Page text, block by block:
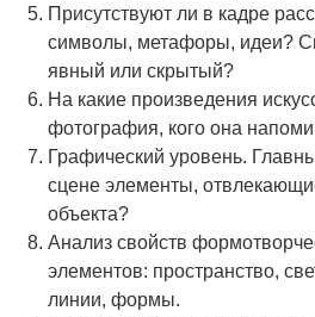
Присутствуют ли в кадре
символы, метафоры, идеи?
явный или скрытый?
На какие произведения
фотография, кого она
Графический уровень.
сцене элементы,
объекта?
Анализ свойств
элементов: пространство,
линии, формы.